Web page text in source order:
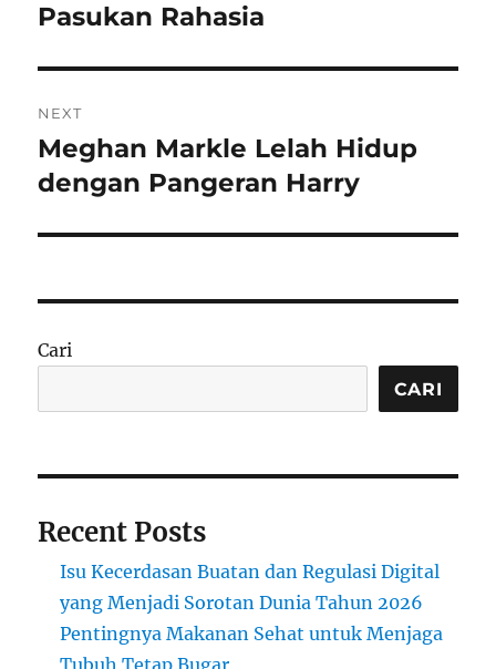
Pasukan Rahasia
NEXT
Next
post:
Meghan Markle Lelah Hidup
dengan Pangeran Harry
Cari
CARI
Recent Posts
Isu Kecerdasan Buatan dan Regulasi Digital
yang Menjadi Sorotan Dunia Tahun 2026
Pentingnya Makanan Sehat untuk Menjaga